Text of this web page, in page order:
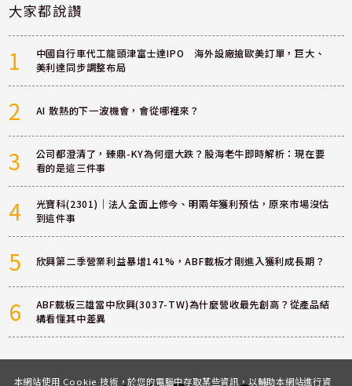
大家都說讚
1
中國自行車代工龍頭津富士達IPO 海外設廠搶歐美訂單，巨大、
美利達同步調整布局
2 AI 散熱的下一波機會，會從哪裡來？
3
公司都澄清了，臻鼎-KY為何還大跌？股海老牛即時解析：現在要
看的是這三件事
4
光寶科(2301)｜法人全面上修今、明兩年獲利預估，原來市場沒估
到這件事
5 欣興第二季營業利益暴增141%，ABF載板才剛進入獲利成長期？
6
ABF載板三雄當中欣興(3037-TW)為什麼營收最先創高？從產品結
構看懂其中差異
本網站使用 Cookie 技術，於您的電腦中存取某些資訊，以輔助本網站進行資